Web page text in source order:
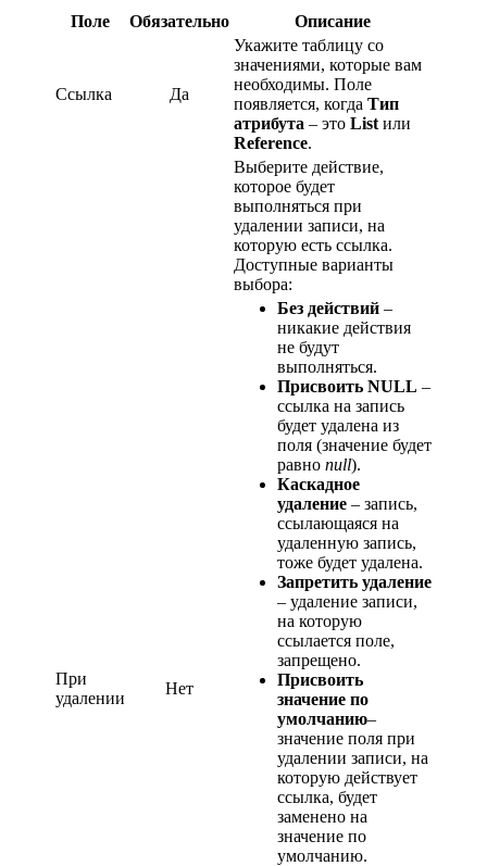
Поле
Обязательно Описание
Ссылка Да
Укажите таблицу со
значениями, которые вам
необходимы. Поле
появляется, когда Тип
атрибута – это List или
Reference.
При
удалении
Нет
Выберите действие,
которое будет
выполняться при
удалении записи, на
которую есть ссылка.
Доступные варианты
выбора:
Без действий –
никакие действия
не будут
выполняться.
Присвоить NULL –
ссылка на запись
будет удалена из
поля (значение будет
равно null).
Каскадное
удаление – запись,
ссылающаяся на
удаленную запись,
тоже будет удалена.
Запретить удаление
– удаление записи,
на которую
ссылается поле,
запрещено.
Присвоить
значение по
умолчанию–
значение поля при
удалении записи, на
которую действует
ссылка, будет
заменено на
значение по
умолчанию.